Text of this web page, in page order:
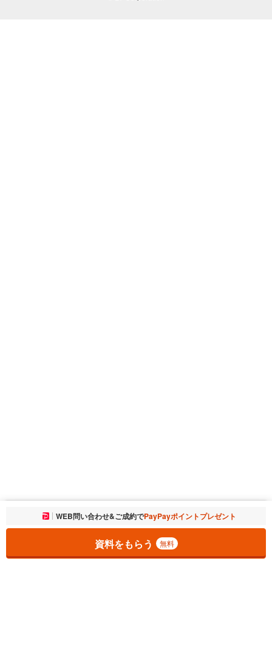
お気に入りに追加しました。 一覧を開く
WEB問い合わせ&ご成約でPayPayポイントプレゼント
資料をもらう 無料